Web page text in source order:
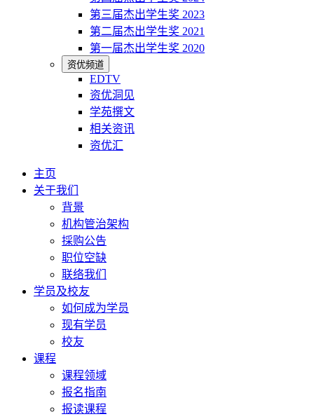
第三届杰出学生奖 2023
第二届杰出学生奖 2021
第一届杰出学生奖 2020
资优频道
EDTV
资优洞见
学苑撰文
相关资讯
资优汇
主页
关于我们
背景
机构管治架构
採购公告
职位空缺
联络我们
学员及校友
如何成为学员
现有学员
校友
课程
课程领域
报名指南
报读课程